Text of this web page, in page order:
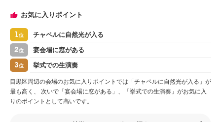
お気に入りポイント
1位 チャペルに自然光が入る
2位 宴会場に窓がある
3位 挙式での生演奏
目黒区周辺の会場のお気に入りポイントでは「チャペルに自然光が入る」が
最も高く、 次いで「宴会場に窓がある」、「挙式での生演奏」がお気に入
りのポイントとして高いです。